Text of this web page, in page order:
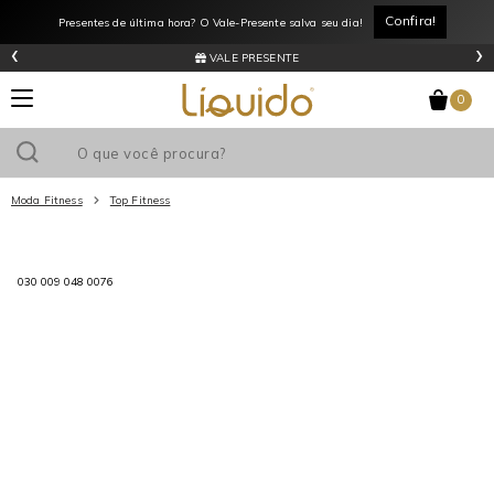
Presentes de última hora? O Vale-Presente salva seu dia! Confira!
VALE PRESENTE
‹ ›
0
Moda Fitness Top Fitness
030 009 048 0076